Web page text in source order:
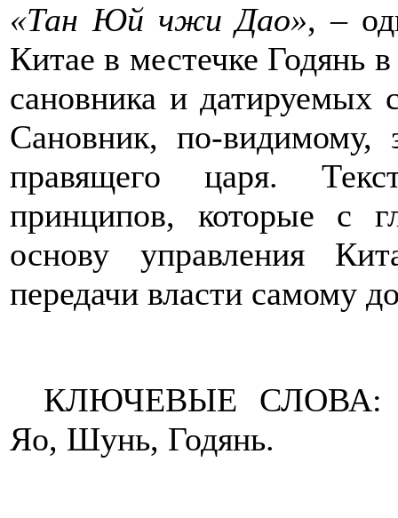
«Тан Юй чжи Дао»,–
Китаев местечке Годянь
сановника и датируемых
Сановник, по-видимому,
правящего царя.
принципов, которые с
основу управления
передачи власти самому
КЛЮЧЕВЫЕ СЛОВА:
Яо, Шунь, Годянь.